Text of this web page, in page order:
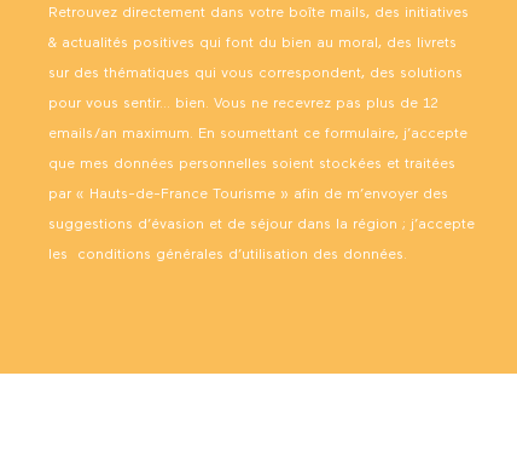
Retrouvez directement dans votre boîte mails, des initiatives
& actualités positives qui font du bien au moral, des livrets
sur des thématiques qui vous correspondent, des solutions
pour vous sentir… bien. Vous ne recevrez pas plus de 12
emails/an maximum. En soumettant ce formulaire, j’accepte
que mes données personnelles soient stockées et traitées
par « Hauts-de-France Tourisme » afin de m’envoyer des
suggestions d’évasion et de séjour dans la région ; j’accepte
les conditions générales d’utilisation des données.